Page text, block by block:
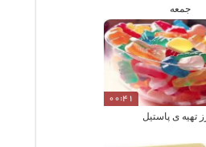
جمعه
00:41
تهیه ی پاستیل